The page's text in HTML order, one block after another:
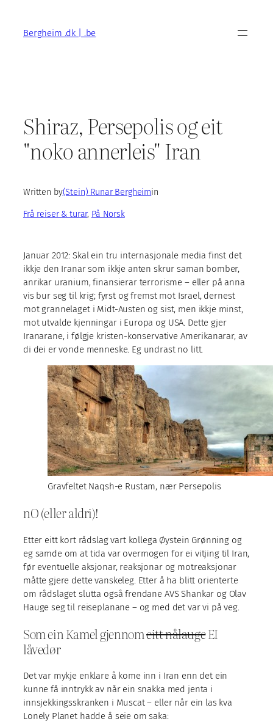
contentBergheim .dk | .be
Shiraz, Persepolis og eit
"noko annerleis" Iran
Written by(Stein) Runar Bergheimin
Frå reiser & turar, På Norsk
Januar 2012: Skal ein tru internasjonale media finst det
ikkje den Iranar som ikkje anten skrur saman bomber,
anrikar uranium, finansierar terrorisme – eller på anna
vis bur seg til krig; fyrst og fremst mot Israel, dernest
mot grannelaget i Midt-Austen og sist, men ikkje minst,
mot utvalde kjenningar i Europa og USA. Dette gjer
Iranarane, i følgje kristen-konservative Amerikanarar, av
di dei er vonde menneske. Eg undrast no litt.
Gravfeltet Naqsh-e Rustam, nær Persepolis
nO (eller aldri)!
Etter eitt kort rådslag vart kollega Øystein Grønning og
eg samde om at tida var overmogen for ei vitjing til Iran,
før eventuelle aksjonar, reaksjonar og motreaksjonar
måtte gjere dette vanskeleg. Etter å ha blitt orienterte
om rådslaget slutta også frendane AVS Shankar og Olav
Hauge seg til reiseplanane – og med det var vi på veg.
Som ein Kamel gjennomeitt nålaugeEI
låvedør
Det var mykje enklare å kome inn i Iran enn det ein
kunne få inntrykk av når ein snakka med jenta i
innsjekkingsskranken i Muscat – eller når ein las kva
Lonely Planet hadde å seie om saka: